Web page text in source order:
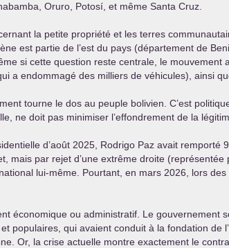
Oruro, Potosí, et même Santa Cruz.
la petite propriété et les terres
est partie de l’est du pays (département de
si cette question reste centrale, le mouvement
a endommagé des milliers de véhicules), ainsi
tourne le dos au peuple bolivien. C’est
ne doit pas minimiser l’effondrement de la
d’août 2025, Rodrigo Paz avait
mais par rejet d’une extrême droite
lui-même. Pourtant, en mars 2026, lors
économique ou administratif. Le gouvernement
populaires, qui avaient conduit à la fondation de
Or, la crise actuelle montre exactement le